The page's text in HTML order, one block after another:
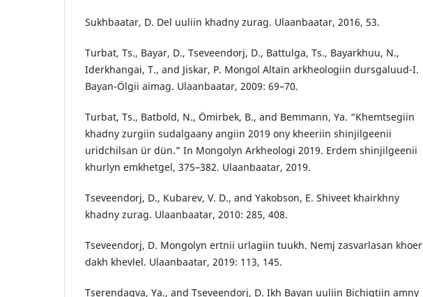
Sukhbaatar, D. Del uuliin khadny zurag. Ulaanbaatar, 2016, 53.
Turbat, Ts., Bayar, D., Tseveendorj, D., Battulga, Ts., Bayarkhuu, N.,
Iderkhangai, T., and Jiskar, P. Mongol Altaïn arkheologiin dursgaluud-I.
Bayan-Ölgii aimag. Ulaanbaatar, 2009: 69–70.
Turbat, Ts., Batbold, N., Ömirbek, B., and Bemmann, Ya. “Khemtsegiin
khadny zurgiin sudalgaany angiin 2019 ony kheeriin shinjilgeenii
uridchilsan ür dün.” In Mongolyn Arkheologi 2019. Erdem shinjilgeenii
khurlyn emkhetgel, 375–382. Ulaanbaatar, 2019.
Tseveendorj, D., Kubarev, V. D., and Yakobson, E. Shiveet khairkhny
khadny zurag. Ulaanbaatar, 2010: 285, 408.
Tseveendorj, D. Mongolyn ertnii urlagiin tuukh. Nemj zasvarlasan khoer
dakh khevlel. Ulaanbaatar, 2019: 113, 145.
Tserendagva, Ya., and Tseveendorj, D. Ikh Bayan uuliin Bichigtiin amny